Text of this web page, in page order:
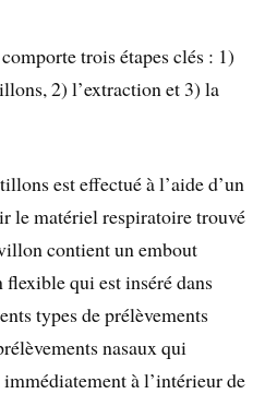
trois étapes clés : 1)
2) l’extraction et 3) la
est effectué à l’aide d’un
le matériel respiratoire trouvé
contient un embout
qui est inséré dans
types de prélèvements
nasaux qui
à l’intérieur de